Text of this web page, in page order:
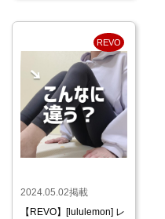
REVO
2024.05.02掲載
【REVO】[lululemon] レ